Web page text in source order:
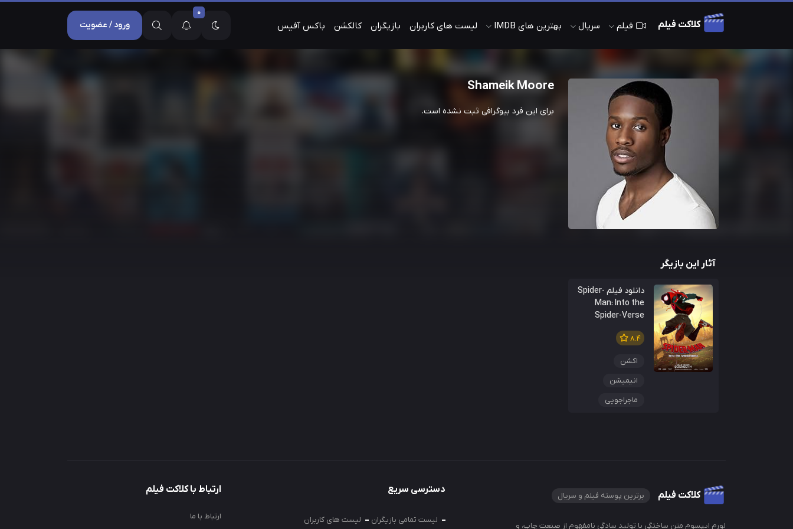
کلاکت فیلم فیلم سریال بهترین های IMDB لیست های کاربران بازیگران کالکشن باکس آفیس
0
ورود / عضویت
Shameik Moore
برای این فرد بیوگرافی ثبت نشده است.
آثار این بازیگر
دانلود فیلم Spider-
Man: Into the
Spider-Verse
8.4
اکشن
انیمیشن
ماجراجویی
کلاکت فیلم برترین پوسته فیلم و سریال
لورم ایپسوم متن ساختگی با تولید سادگی نامفهوم از صنعت چاپ، و
دسترسی سریع
لیست تمامی بازیگران لیست های کاربران
ارتباط با کلاکت فیلم
ارتباط با ما